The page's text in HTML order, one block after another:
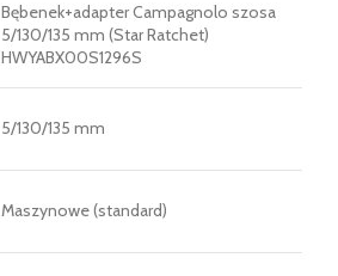
Bębenek+adapter Campagnolo szosa
5/130/135 mm (Star Ratchet)
HWYABX00S1296S
5/130/135 mm
Maszynowe (standard)